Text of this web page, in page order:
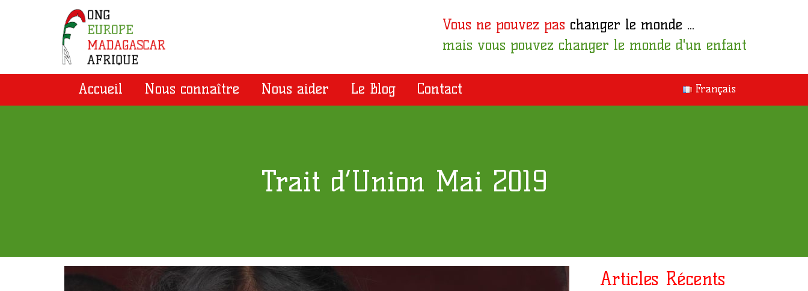
Vous ne pouvez pas changer le monde ...
mais vous pouvez changer le monde d'un enfant
Accueil Nous connaître Nous aider Le Blog Contact Français
Trait d’Union Mai 2019
Articles Récents